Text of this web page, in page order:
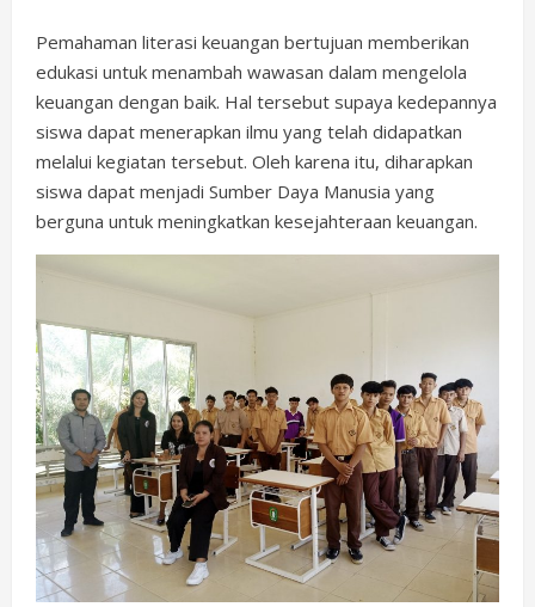
Pemahaman literasi keuangan bertujuan memberikan
edukasi untuk menambah wawasan dalam mengelola
keuangan dengan baik. Hal tersebut supaya kedepannya
siswa dapat menerapkan ilmu yang telah didapatkan
melalui kegiatan tersebut. Oleh karena itu, diharapkan
siswa dapat menjadi Sumber Daya Manusia yang
berguna untuk meningkatkan kesejahteraan keuangan.